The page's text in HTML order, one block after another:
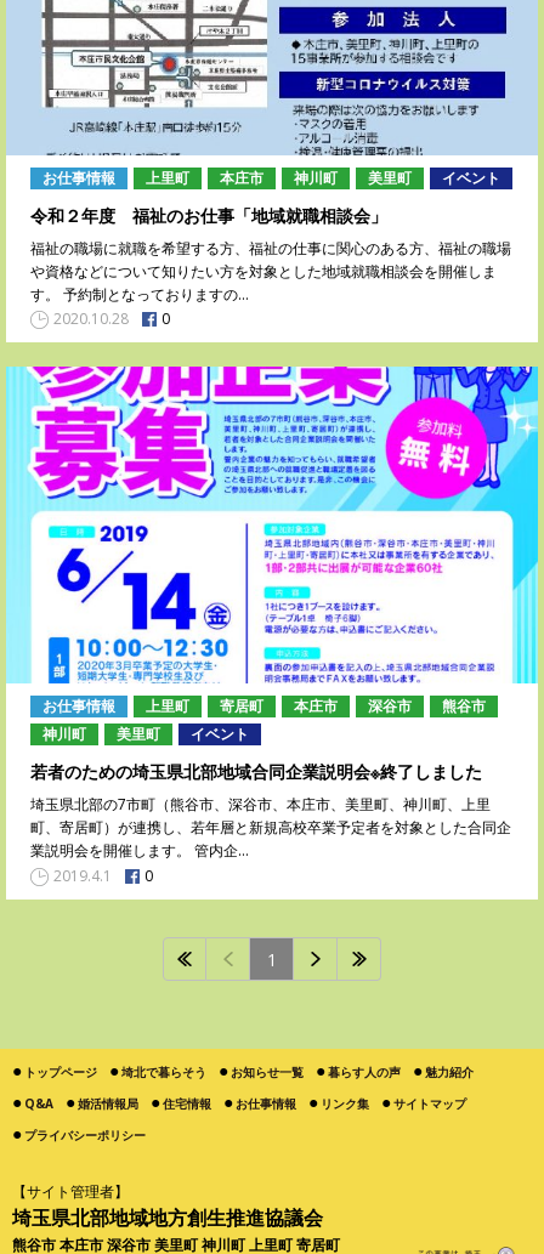
お仕事情報 上里町 本庄市 神川町 美里町 イベント
令和２年度 福祉のお仕事「地域就職相談会」
福祉の職場に就職を希望する方、福祉の仕事に関心のある方、福祉の職場
や資格などについて知りたい方を対象とした地域就職相談会を開催しま
す。 予約制となっておりますの…
2020.10.28
0
お仕事情報 上里町 寄居町 本庄市 深谷市
熊谷市
神川町
美里町 イベント
若者のための埼玉県北部地域合同企業説明会※終了しました
埼玉県北部の7市町（熊谷市、深谷市、本庄市、美里町、神川町、上里
町、寄居町）が連携し、若年層と新規高校卒業予定者を対象とした合同企
業説明会を開催します。 管内企…
2019.4.1
0
1
トップページ 埼北で暮らそう お知らせ一覧 暮らす人の声
魅力紹介
Q&A
婚活情報局 住宅情報 お仕事情報 リンク集
サイトマップ
プライバシーポリシー
【サイト管理者】
埼玉県北部地域地方創生推進協議会
熊谷市 本庄市 深谷市 美里町 神川町 上里町 寄居町